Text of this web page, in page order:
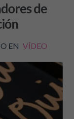
de
EN VÍDEO